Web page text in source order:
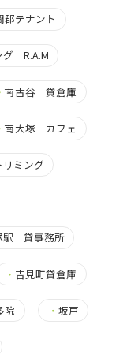
郡テナント
グ R.A.M
南古谷 貸倉庫
南大塚 カフェ
ミング
駅 貸事務所
・ 吉見町貸倉庫
院 ・ 坂戸